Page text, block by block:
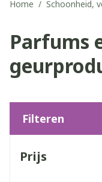
Home / Schoonheid,
Parfums
Filteren
Prijs